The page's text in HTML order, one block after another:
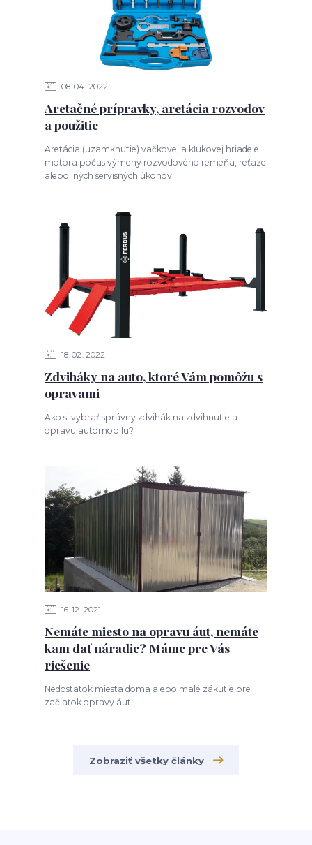
08 04 2022
Aretačné prípravky, aretácia rozvodov
a použitie
Aretácia (uzamknutie) vačkovej a kľukovej hriadele
motora počas výmeny rozvodového remeňa, reťaze
alebo iných servisných úkonov.
18 02 2022
Zdviháky na auto, ktoré Vám pomôžu s
opravami
Ako si vybrať správny zdvihák na zdvihnutie a
opravu automobilu?
16 12 2021
Nemáte miesto na opravu áut, nemáte
kam dať náradie? Máme pre Vás
riešenie
Nedostatok miesta doma alebo malé zákutie pre
začiatok opravy áut.
Zobraziť všetky články